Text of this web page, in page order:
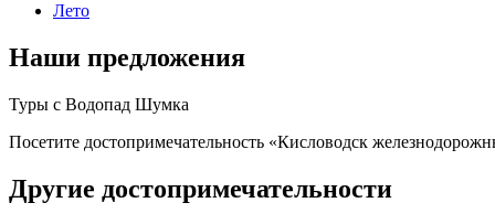
Лето
Наши предложения
Туры с Водопад Шумка
Посетите достопримечательность «Кисловодск
Другие достопримечательности